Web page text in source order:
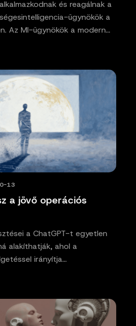
és reagálnak a
ügynökök a
Az MI-ügynökök a modern…
a jövő operációs
13
a ChatGPT-t egyetlen
alakíthatják, ahol a
irányítja…